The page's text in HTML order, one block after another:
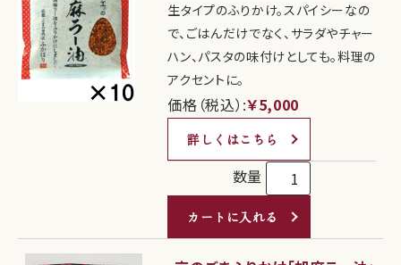
生タイプのふりかけ。スパイシーなの
で、ごはんだけでなく、サラダやチャー
ハン、パスタの味付けとしても。料理の
アクセントに。
価格（税込）:￥5,000
詳しくはこちら
数量
カートに入れる